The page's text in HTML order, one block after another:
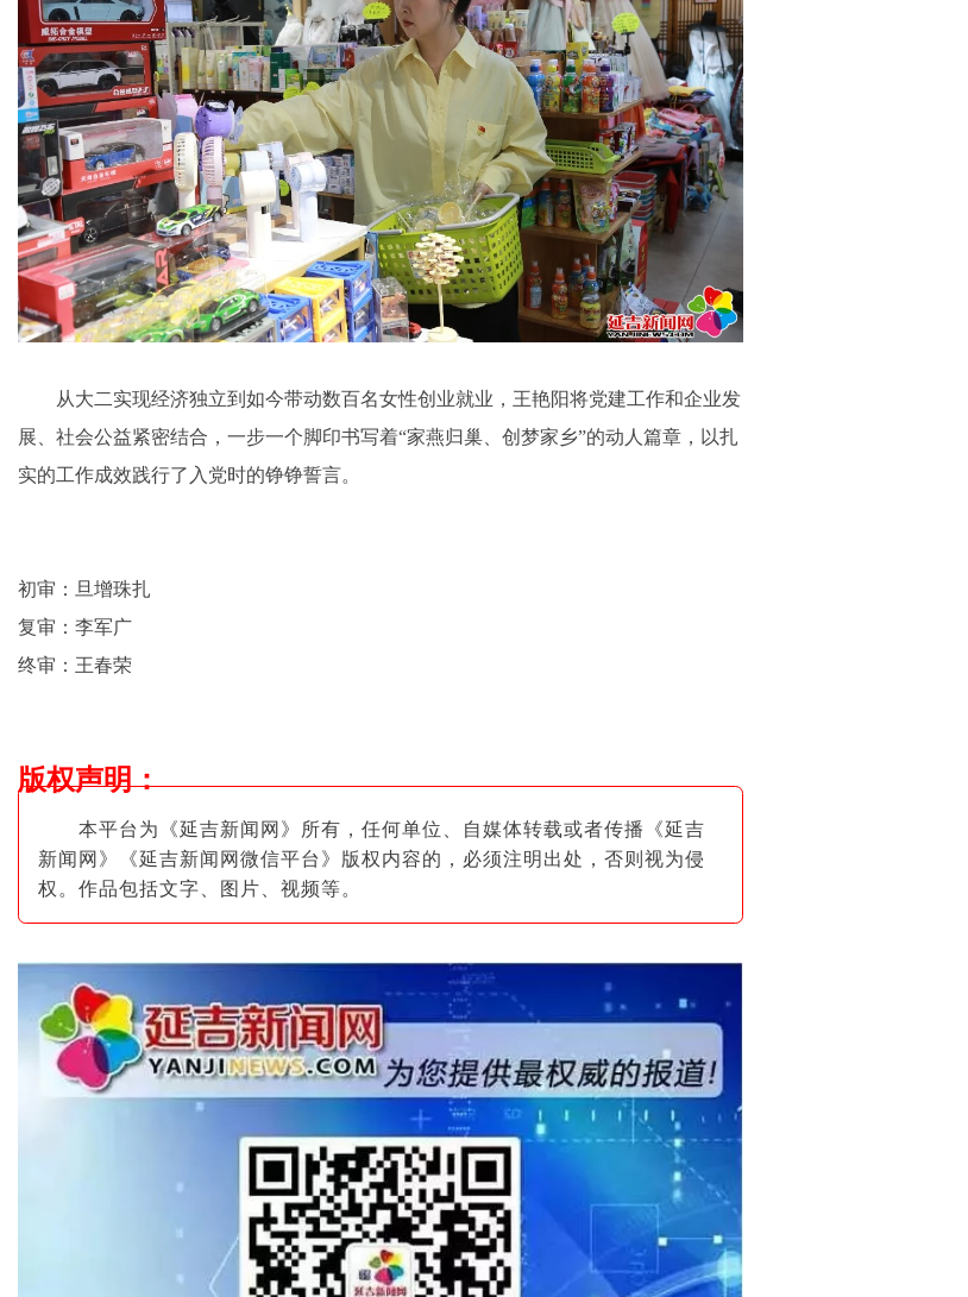
从大二实现经济独立到如今带动数百名女性创业就业，王艳阳将党建工作和企业发
展、社会公益紧密结合，一步一个脚印书写着“家燕归巢、创梦家乡”的动人篇章，以扎
实的工作成效践行了入党时的铮铮誓言。
初审：旦增珠扎
复审：李军广
终审：王春荣
版权声明：
本平台为《延吉新闻网》所有，任何单位、自媒体转载或者传播《延吉
新闻网》《延吉新闻网微信平台》版权内容的，必须注明出处，否则视为侵
权。作品包括文字、图片 、视频等。